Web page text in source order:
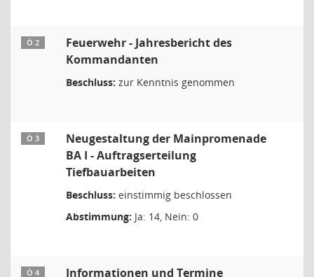
Ö 2
Feuerwehr - Jahresbericht des
Kommandanten
Beschluss: zur Kenntnis genommen
Ö 3
Neugestaltung der Mainpromenade
BA I - Auftragserteilung
Tiefbauarbeiten
Beschluss: einstimmig beschlossen
Abstimmung: Ja: 14, Nein: 0
Ö 4 Informationen und Termine